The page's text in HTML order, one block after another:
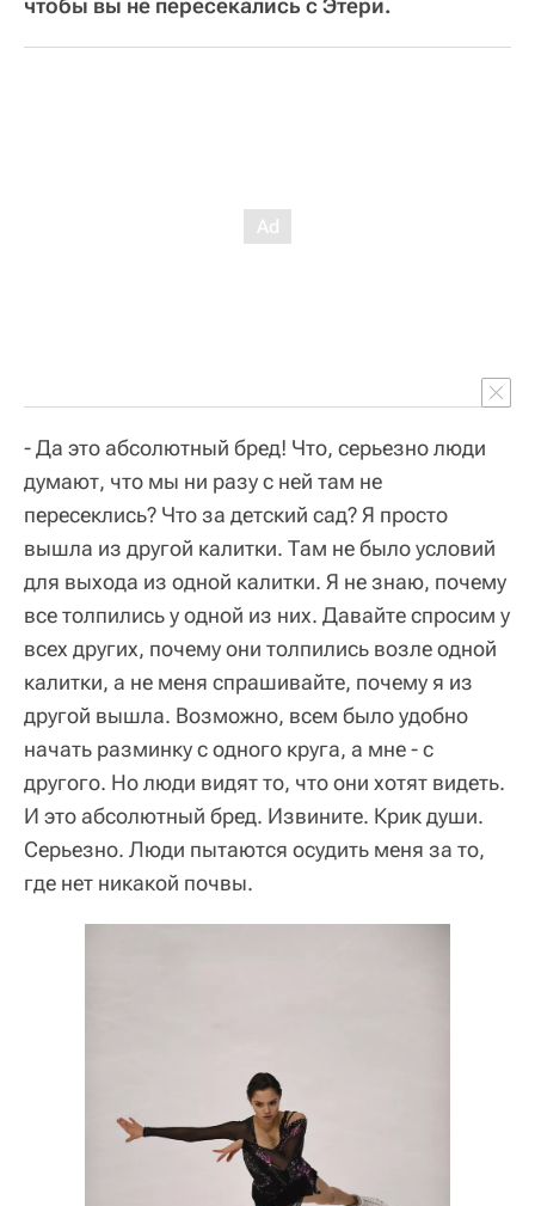
- Да это абсолютный бред! Что, серьезно люди
думают, что мы ни разу с ней там не
пересеклись? Что за детский сад? Я просто
вышла из другой калитки. Там не было условий
для выхода из одной калитки. Я не знаю, почему
все толпились у одной из них. Давайте спросим у
всех других, почему они толпились возле одной
калитки, а не меня спрашивайте, почему я из
другой вышла. Возможно, всем было удобно
начать разминку с одного круга, а мне - с
другого. Но люди видят то, что они хотят видеть.
И это абсолютный бред. Извините. Крик души.
Серьезно. Люди пытаются осудить меня за то,
где нет никакой почвы.